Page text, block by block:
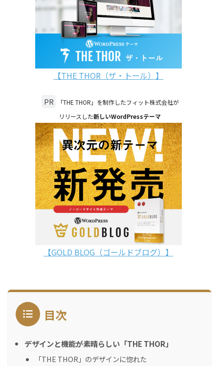
【THE THOR（ザ・トール）】
PR
「THE THOR」を制作したフィット株式会社が
リリースした新しいWordPressテーマ
【GOLD BLOG（ゴールドブログ）】
目次
デザインと機能が素晴らしい「THE THOR」
「THE THOR」のデザインに惚れた